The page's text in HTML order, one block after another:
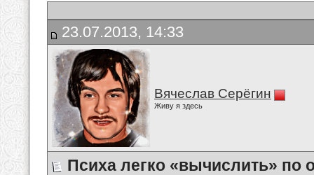
23.07.2013, 14:33
Вячеслав Серёгин
Живу я здесь
Психа легко «вычислить» по